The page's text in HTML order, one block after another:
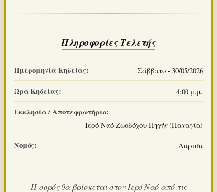
Πληροφορίες Τελετής
Ημερομηνία Κηδείας: Σάββατο - 30/05/2026
Ώρα Κηδείας: 4:00 μ.μ.
Εκκλησία / Αποτεφρωτήριο:
Ιερό Ναό Ζωοδόχου Πηγής (Παναγία)
Νομός: Λάρισα
Η σορός θα βρίσκεται στον Ιερό Ναό από τις